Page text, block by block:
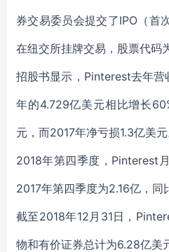
券交易委员会提交了IPO（首
在纽交所挂牌交易，股票代码为
招股书显示，Pinterest去年
年的4.729亿美元相比增长
元，而2017年净亏损1.3亿美元
2018年第四季度，Pinterest
2017年第四季度为2.16亿，同
截至2018年12月31日，
物和有价证券总计为6.28亿美